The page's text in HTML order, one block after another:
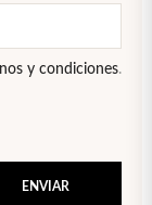
y condiciones.